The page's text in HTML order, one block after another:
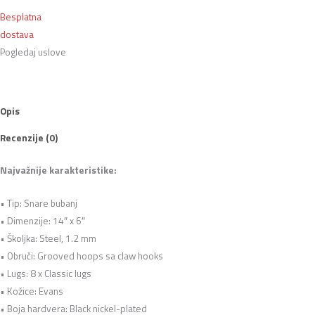
Besplatna
dostava
Pogledaj uslove
Opis
Recenzije (0)
Najvažnije karakteristike:
• Tip: Snare bubanj
• Dimenzije: 14″ x 6″
• Školjka: Steel, 1.2 mm
• Obruči: Grooved hoops sa claw hooks
• Lugs: 8 x Classic lugs
• Kožice: Evans
• Boja hardvera: Black nickel-plated